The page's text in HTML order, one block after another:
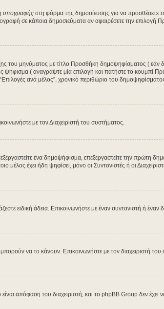
υπογραφής στη φόρμα της δημοσίευσης για να προσθέσετε
σε κάποια δημοσιεύματα αν αφαιρέσετε την
του μηνύματος με τίτλο Προσθήκη δημοψηφίσματος ( εάν
( αναγράψτε μία επιλογή και πατήστε το κουμπί
ανά μέλος”, χρονικό περιθώριο του
με τον Διαχειριστή του συστήματος.
ένα δημοψήφισμα, επεξεργαστείτε την πρώτη
έχει ήδη ψηφίσει, μόνο οι Συντονιστές ή οι
ειδική άδεια. Επικοινωνήστε με έναν συντονιστή ή έναν
να το κάνουν. Επικοινωνήστε με τον διαχειριστή του
απόφαση του διαχειριστή, και το phpBB Group δεν έχει